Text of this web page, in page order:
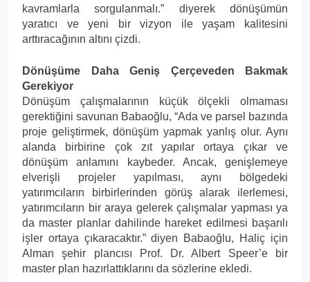
kavramlarla sorgulanmalı.” diyerek dönüşümün
yaratıcı ve yeni bir vizyon ile yaşam kalitesini
arttıracağının altını çizdi.
Dönüşüme Daha Geniş Çerçeveden Bakmak
Gerekiyor
Dönüşüm çalışmalarının küçük ölçekli olmaması
gerektiğini savunan Babaoğlu, “Ada ve parsel bazında
proje geliştirmek, dönüşüm yapmak yanlış olur. Aynı
alanda birbirine çok zıt yapılar ortaya çıkar ve
dönüşüm anlamını kaybeder. Ancak, genişlemeye
elverişli projeler yapılması, aynı bölgedeki
yatırımcıların birbirlerinden görüş alarak ilerlemesi,
yatırımcıların bir araya gelerek çalışmalar yapması ya
da master planlar dahilinde hareket edilmesi başarılı
işler ortaya çıkaracaktır.” diyen Babaoğlu, Haliç için
Alman şehir plancısı Prof. Dr. Albert Speer’e bir
master plan hazırlattıklarını da sözlerine ekledi.